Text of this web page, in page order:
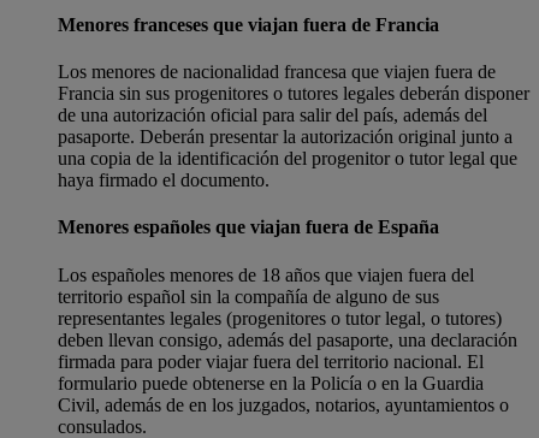
Menores franceses que viajan fuera de Francia
Los menores de nacionalidad francesa que viajen fuera de
Francia sin sus progenitores o tutores legales deberán disponer
de una autorización oficial para salir del país, además del
pasaporte. Deberán presentar la autorización original junto a
una copia de la identificación del progenitor o tutor legal que
haya firmado el documento.
Menores españoles que viajan fuera de España
Los españoles menores de 18 años que viajen fuera del
territorio español sin la compañía de alguno de sus
representantes legales (progenitores o tutor legal, o tutores)
deben llevan consigo, además del pasaporte, una declaración
firmada para poder viajar fuera del territorio nacional. El
formulario puede obtenerse en la Policía o en la Guardia
Civil, además de en los juzgados, notarios, ayuntamientos o
consulados.